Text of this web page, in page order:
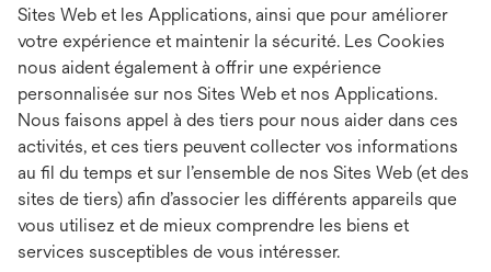
Sites Web et les Applications, ainsi que pour améliorer
votre expérience et maintenir la sécurité. Les Cookies
nous aident également à offrir une expérience
personnalisée sur nos Sites Web et nos Applications.
Nous faisons appel à des tiers pour nous aider dans ces
activités, et ces tiers peuvent collecter vos informations
au fil du temps et sur l’ensemble de nos Sites Web (et des
sites de tiers) afin d’associer les différents appareils que
vous utilisez et de mieux comprendre les biens et
services susceptibles de vous intéresser.